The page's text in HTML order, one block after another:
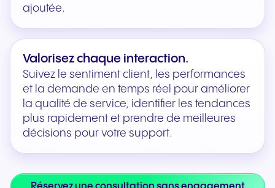
ajoutée.
Valorisez chaque interaction.
Suivez le sentiment client, les performances
et la demande en temps réel pour améliorer
la qualité de service, identifier les tendances
plus rapidement et prendre de meilleures
décisions pour votre support.